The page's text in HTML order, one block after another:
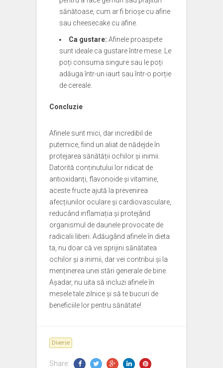
sănătoase, cum ar fi brioșe cu afine
sau cheesecake cu afine.
Ca gustare: Afinele proaspete
sunt ideale ca gustare între mese. Le
poți consuma singure sau le poți
adăuga într-un iaurt sau într-o porție
de cereale.
Concluzie
Afinele sunt mici, dar incredibil de
puternice, fiind un aliat de nădejde în
protejarea sănătății ochilor și inimii.
Datorită conținutului lor ridicat de
antioxidanți, flavonoide și vitamine,
aceste fructe ajută la prevenirea
afecțiunilor oculare și cardiovasculare,
reducând inflamația și protejând
organismul de daunele provocate de
radicalii liberi. Adăugând afinele în dieta
ta, nu doar că vei sprijini sănătatea
ochilor și a inimii, dar vei contribui și la
menținerea unei stări generale de bine.
Așadar, nu uita să incluzi afinele în
mesele tale zilnice și să te bucuri de
beneficiile lor pentru sănătate!
Diverse
Share: